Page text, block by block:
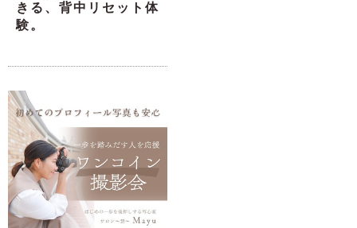
きる、背中リセット体
験。